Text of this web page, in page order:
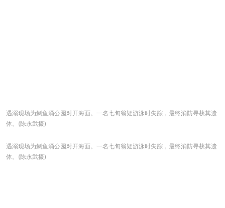
遇溺现场为鲗鱼涌公园对开海面。一名七旬翁疑游泳时失踪，最终消防寻获其遗
体。(陈永武摄)
遇溺现场为鲗鱼涌公园对开海面。一名七旬翁疑游泳时失踪，最终消防寻获其遗
体。(陈永武摄)